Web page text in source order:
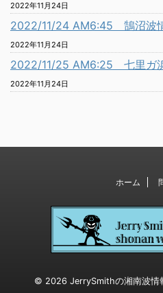
2022年11月24日
2022/11/24 AM6:45 鵠沼波
2022年11月24日
2022/11/25 AM6:25 七里ガ
2022年11月24日
ホーム
© 2026 JerrySmithの湘南波情